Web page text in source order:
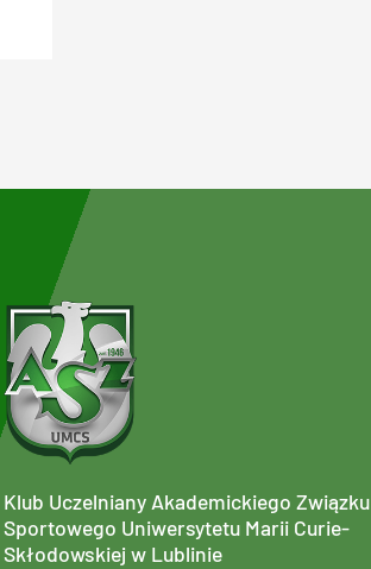
Klub Uczelniany Akademickiego Związku
Sportowego Uniwersytetu Marii Curie-
Skłodowskiej w Lublinie